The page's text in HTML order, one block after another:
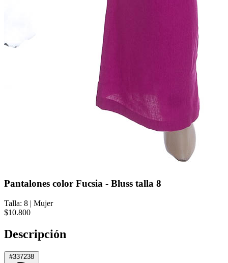
Pantalones color Fucsia - Bluss talla 8
Talla: 8 | Mujer
$10.800
Descripción
#337238